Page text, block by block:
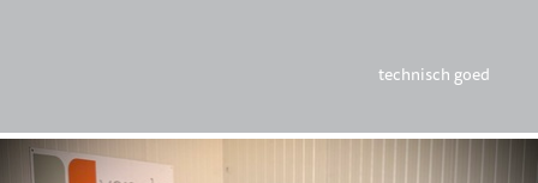
technisch goed